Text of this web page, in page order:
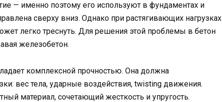
— именно поэтому его используют в фундаментах и
сверху вниз. Однако при растягивающих нагрузках
легко треснуть. Для решения этой проблемы в бетон
железобетон.
комплексной прочностью. Она должна
вес тела, ударные воздействия, twisting движения.
материал, сочетающий жесткость и упругость.